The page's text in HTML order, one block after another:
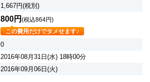
1,667円(税別)
800円 (税込864円)
この費用だけでタメせます♪
0
2016年08月31日(水) 18時00分
2016年09月06日(火)